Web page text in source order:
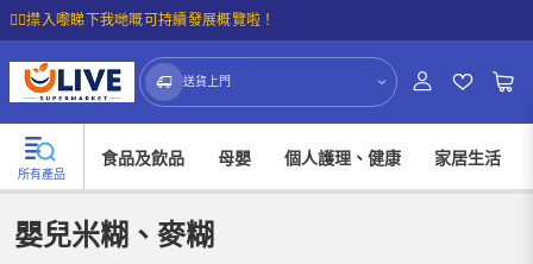
☝🏼㩒入嚟睇下我哋嘅可持續發展概覽啦！
送貨上門
所有產品
食品及飲品 母嬰 個人護理、健康 家居生活
嬰兒米糊、麥糊